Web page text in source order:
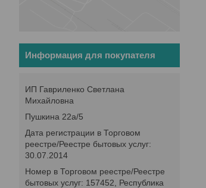
Информация для покупателя
ИП Гавриленко Светлана
Михайловна
Пушкина 22а/5
Дата регистрации в Торговом
реестре/Реестре бытовых услуг:
30.07.2014
Номер в Торговом реестре/Реестре
бытовых услуг: 157452, Республика